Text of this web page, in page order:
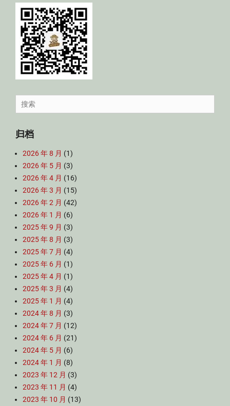
Search
for:
归档
2026 年 8 月 (1)
2026 年 5 月 (3)
2026 年 4 月 (16)
2026 年 3 月 (15)
2026 年 2 月 (42)
2026 年 1 月 (6)
2025 年 9 月 (3)
2025 年 8 月 (3)
2025 年 7 月 (4)
2025 年 6 月 (1)
2025 年 4 月 (1)
2025 年 3 月 (4)
2025 年 1 月 (4)
2024 年 8 月 (3)
2024 年 7 月 (12)
2024 年 6 月 (21)
2024 年 5 月 (6)
2024 年 1 月 (8)
2023 年 12 月 (3)
2023 年 11 月 (4)
2023 年 10 月 (13)